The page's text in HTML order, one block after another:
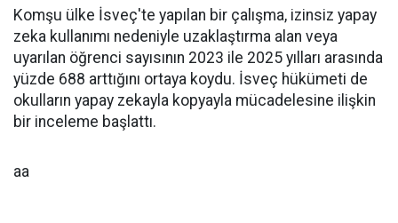
Komşu ülke İsveç'te yapılan bir çalışma, izinsiz yapay
zeka kullanımı nedeniyle uzaklaştırma alan veya
uyarılan öğrenci sayısının 2023 ile 2025 yılları arasında
yüzde 688 arttığını ortaya koydu. İsveç hükümeti de
okulların yapay zekayla kopyayla mücadelesine ilişkin
bir inceleme başlattı.
aa